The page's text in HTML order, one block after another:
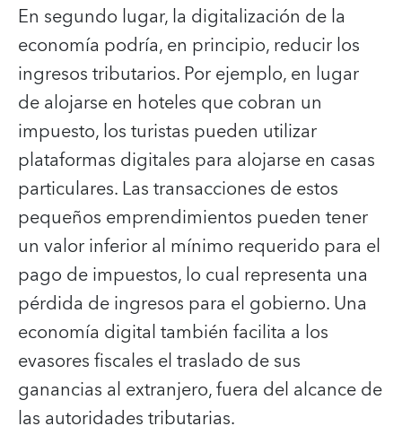
En segundo lugar, la digitalización de la
economía podría, en principio, reducir los
ingresos tributarios. Por ejemplo, en lugar
de alojarse en hoteles que cobran un
impuesto, los turistas pueden utilizar
plataformas digitales para alojarse en casas
particulares. Las transacciones de estos
pequeños emprendimientos pueden tener
un valor inferior al mínimo requerido para el
pago de impuestos, lo cual representa una
pérdida de ingresos para el gobierno. Una
economía digital también facilita a los
evasores fiscales el traslado de sus
ganancias al extranjero, fuera del alcance de
las autoridades tributarias.